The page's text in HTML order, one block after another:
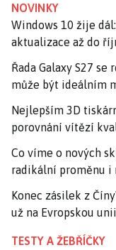
NOVINKY
Windows 10 žije
aktualizace až do
Řada Galaxy S27
může být ideálním
Nejlepším 3D
porovnání vítězí
Co víme o nových
radikální proměnu i
Konec zásilek z
už na Evropskou
TESTY A ŽEBŘÍČKY